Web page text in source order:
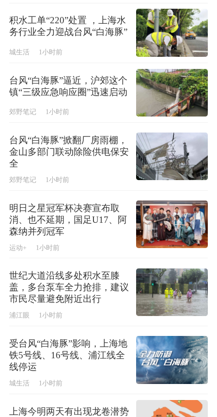
积水工单“220”处置 ，上海水
务行业全力迎战台风“白海豚”
城生活 1小时前
台风“白海豚”逼近，沪郊这个
镇“三级应急响应圈”迅速启动
郊野笔记 1小时前
台风“白海豚”掀翻厂房雨棚，
金山多部门联动除险供电保安
全
郊野笔记 1小时前
明日之星冠军杯决赛宣布取
消、也不延期，国足U17、阿
森纳并列冠军
运动+ 1小时前
世纪大道沿线多处积水至膝
盖，多台泵车全力抢排，建议
市民尽量避免附近出行
浦江眼 1小时前
受台风“白海豚”影响，上海地
铁5号线、16号线、浦江线全
线停运
城生活 1小时前
上海今明两天有出现龙卷潜势